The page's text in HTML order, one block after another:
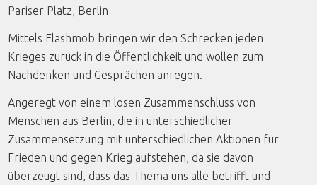
Pariser Platz, Berlin
Mittels Flashmob bringen wir den Schrecken jeden
Krieges zurück in die Öffentlichkeit und wollen zum
Nachdenken und Gesprächen anregen.
Angeregt von einem losen Zusammenschluss von
Menschen aus Berlin, die in unterschiedlicher
Zusammensetzung mit unterschiedlichen Aktionen für
Frieden und gegen Krieg aufstehen, da sie davon
überzeugt sind, dass das Thema uns alle betrifft und